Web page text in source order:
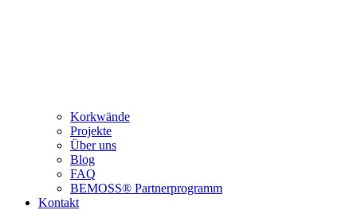
Korkwände
Projekte
Über uns
Blog
FAQ
BEMOSS® Partnerprogramm​
Kontakt